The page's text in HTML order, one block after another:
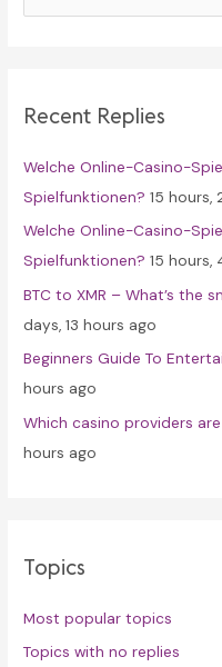
h
o
r
:
Recent Replies
Welche Online-Casino-
Spielfunktionen? 15 hours,
Welche Online-Casino-
Spielfunktionen? 15 hours,
BTC to XMR – What’s the
days, 13 hours ago
Beginners Guide To
hours ago
Which casino providers
hours ago
Topics
Most popular topics
Topics with no replies